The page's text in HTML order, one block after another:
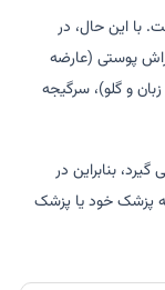
با این حال، در
پوستی (عارضه
و گلو)، سرگیجه
گیرد، بنابراین در
پزشک خود یا پزشک